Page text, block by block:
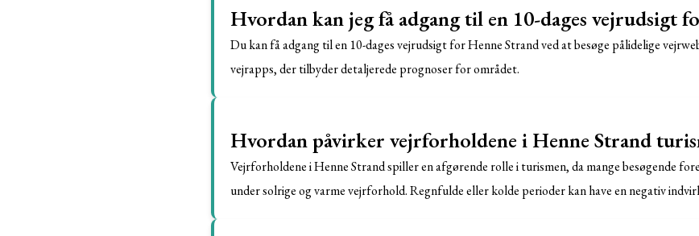
Hvordan kan jeg få adgang til en 10-dages vejrudsigt
Du kan få adgang til en 10-dages vejrudsigt for Henne Strand ved at besøge pålidelige
vejrapps, der tilbyder detaljerede prognoser for området.
Hvordan påvirker vejrforholdene i Henne Strand
Vejrforholdene i Henne Strand spiller en afgørende rolle i turismen, da mange besøgende
under solrige og varme vejrforhold. Regnfulde eller kolde perioder kan have en negativ